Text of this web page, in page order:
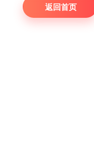
返回首页